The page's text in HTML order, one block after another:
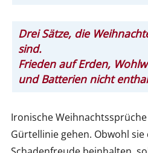
Drei Sätze, die
sind.
Frieden auf Erden,
und Batterien nicht
Ironische
Gürtellinie gehen. Obwohl sie